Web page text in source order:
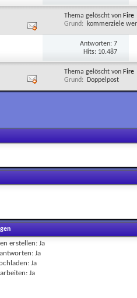
Thema gelöscht von Fire
Grund
kommerziele
Antworten:7
Hits: 10.487
Thema gelöscht von Fire
Grund
Doppelpost
erstellen:Ja
Ja
Ja
Ja